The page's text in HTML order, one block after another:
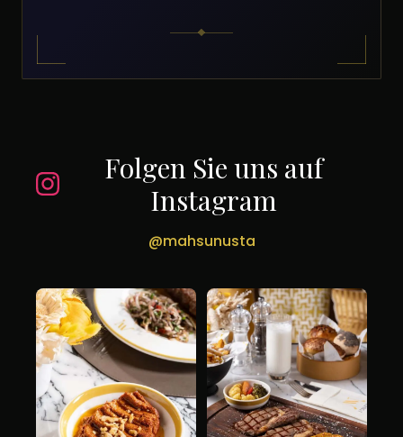
Folgen Sie uns auf
Instagram
@mahsunusta